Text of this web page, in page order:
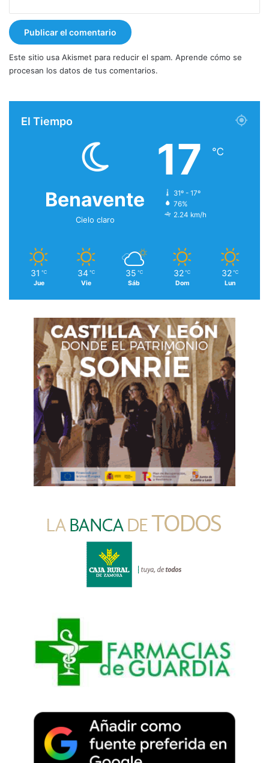
Este sitio usa Akismet para reducir el spam. Aprende cómo se
procesan los datos de tus comentarios.
El Tiempo
Benavente
Cielo claro
17 ℃
31º - 17º
76%
2.24 km/h
31 ℃
Jue
34 ℃
Vie
35 ℃
Sáb
32 ℃
Dom
32 ℃
Lun